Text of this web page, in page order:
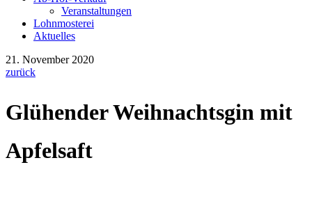
Veranstaltungen
Lohnmosterei
Aktuelles
21. November 2020
zurück
Glühender Weihnachtsgin mit
Apfelsaft